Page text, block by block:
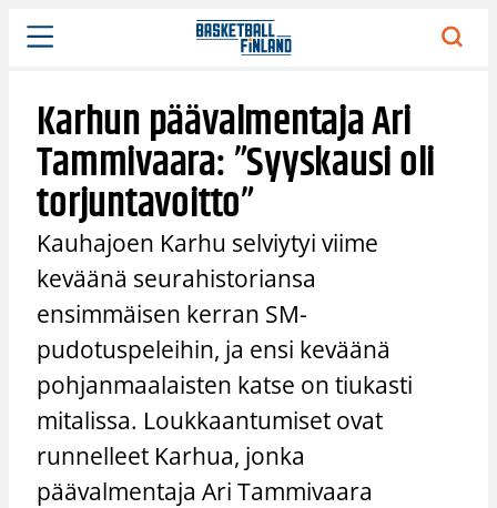
Siirry
sisältöön
Karhun päävalmentaja Ari
Tammivaara: ”Syyskausi oli
torjuntavoitto”
Kauhajoen Karhu selviytyi viime
keväänä seurahistoriansa
ensimmäisen kerran SM-
pudotuspeleihin, ja ensi keväänä
pohjanmaalaisten katse on tiukasti
mitalissa. Loukkaantumiset ovat
runnelleet Karhua, jonka
päävalmentaja Ari Tammivaara